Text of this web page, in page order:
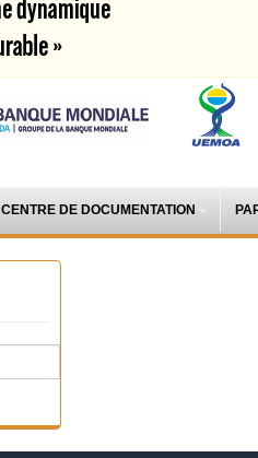
CENTRE DE DOCUMENTATION